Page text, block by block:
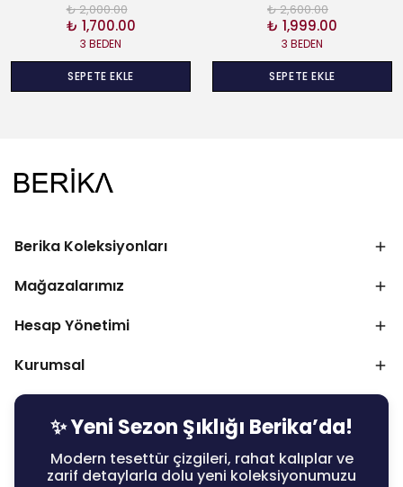
₺ 2,000.00
₺ 1,700.00
3 BEDEN
SEPETE EKLE
₺ 2,600.00
₺ 1,999.00
3 BEDEN
SEPETE EKLE
Berika Koleksiyonları
Mağazalarımız
Hesap Yönetimi
Kurumsal
✨ Yeni Sezon Şıklığı Berika’da!
Modern tesettür çizgileri, rahat kalıplar ve
zarif detaylarla dolu yeni koleksiyonumuzu